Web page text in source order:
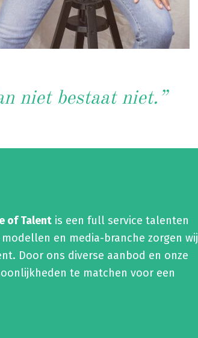
niet bestaat niet.”
of Talent is een full service talenten
en media-branche zorgen wij
Door ons diverse aanbod en onze
te matchen voor een